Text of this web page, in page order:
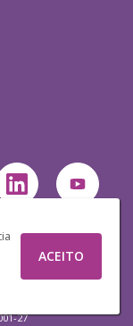
ACEITO
27